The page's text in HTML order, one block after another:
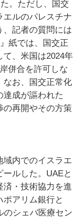
。ただし、国交
ルのパレスチナ
記者の質問には
紙では、国交正
、米国は2024年
併合を許可しな
なお、国交正常化
成が謳われた
の再開やその方策
内でのイスラエ
ルした。UAEと
済・技術協力を進
アリム銀行と
のシェバ医療セン